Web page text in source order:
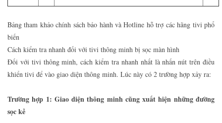
Bảng tham khảo chính sách bảo hành và Hotline hỗ trợ các hãng tivi phổ
biến
Cách kiểm tra nhanh đối với tivi thông minh bị sọc màn hình
Đối với tivi thông minh, cách kiểm tra nhanh nhất là nhấn nút trên điều
khiển tivi để vào giao diện thông minh. Lúc này có 2 trường hợp xảy ra:
Trường hợp 1: Giao diện thông minh cũng xuất hiện những đường
sọc kẻ